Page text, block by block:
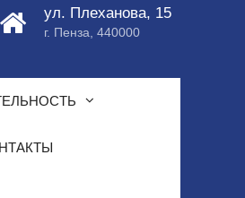
ул. Плеханова, 15
г. Пенза, 440000